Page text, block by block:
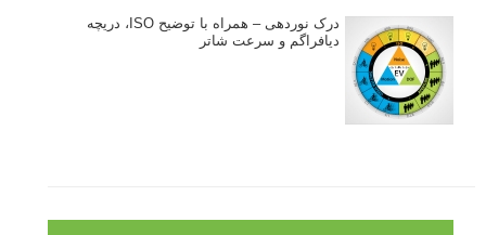
درک نوردهی – همراه با توضیح ISO، دریچه
دیافراگم و سرعت شاتر